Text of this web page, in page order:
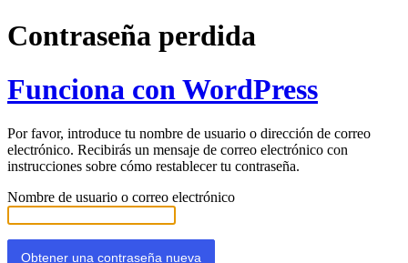
Contraseña perdida
Funciona con WordPress
Por favor, introduce tu nombre de usuario o dirección de correo
electrónico. Recibirás un mensaje de correo electrónico con
instrucciones sobre cómo restablecer tu contraseña.
Nombre de usuario o correo electrónico